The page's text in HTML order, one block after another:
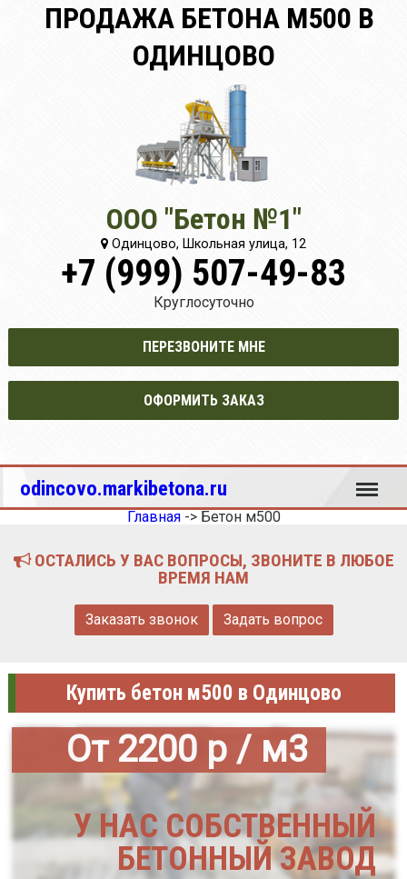
ПРОДАЖА БЕТОНА М500 В
ОДИНЦОВО
ООО "Бетон №1"
Одинцово, Школьная улица, 12
+7 (999) 507-49-83
Круглосуточно
ПЕРЕЗВОНИТЕ МНЕ
ОФОРМИТЬ ЗАКАЗ
odincovo.markibetona.ru Меню
Главная-> Бетон м500
ОСТАЛИСЬ У ВАС ВОПРОСЫ, ЗВОНИТЕ В ЛЮБОЕ
ВРЕМЯ НАМ
Заказать звонок Задать вопрос
Купить бетон м500 в Одинцово
От 2200 р / м3
У НАС СОБСТВЕННЫЙ
БЕТОННЫЙ ЗАВОД